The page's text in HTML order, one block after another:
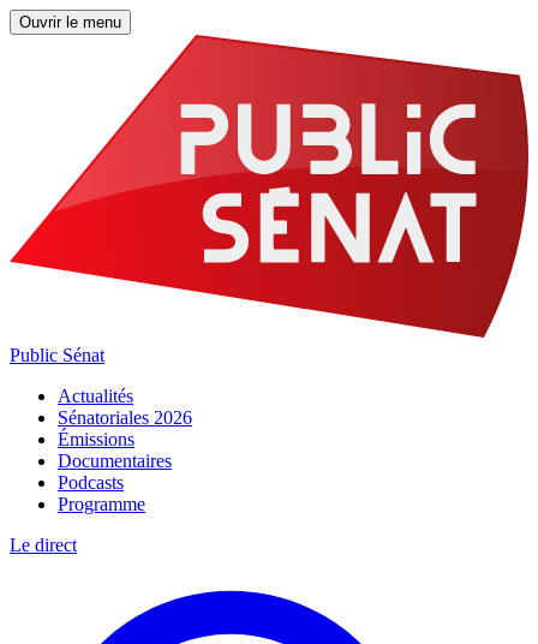
Ouvrir le menu
Public Sénat
Actualités
Sénatoriales 2026
Émissions
Documentaires
Podcasts
Programme
Le direct